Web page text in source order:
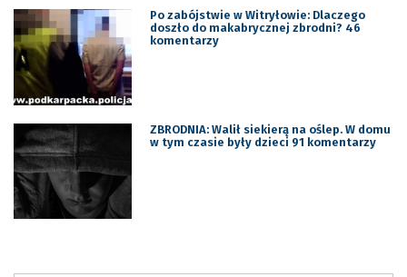
Po zabójstwie w Witryłowie: Dlaczego
doszło do makabrycznej zbrodni? 46
komentarzy
ZBRODNIA: Walił siekierą na oślep. W domu
w tym czasie były dzieci 91 komentarzy